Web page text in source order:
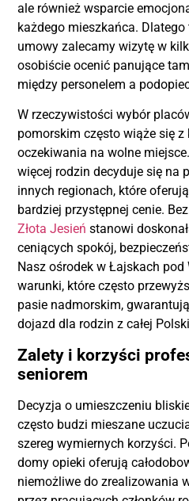
ale również wsparcie
każdego mieszkańca.
umowy zalecamy wizytę w
osobiście ocenić panujące
między personelem a
W rzeczywistości wybór
pomorskim często wiąże się z
oczekiwania na wolne
więcej rodzin decyduje się na
innych regionach, które
bardziej przystępnej cenie.
Złota Jesień stanowi
ceniących spokój,
Nasz ośrodek w Łajskach
warunki, które często
pasie nadmorskim,
dojazd dla rodzin z całej
Zalety i korzyści
seniorem
Decyzja o umieszczeniu
często budzi mieszane
szereg wymiernych korzyści.
domy opieki oferują
niemożliwe do zrealizowania